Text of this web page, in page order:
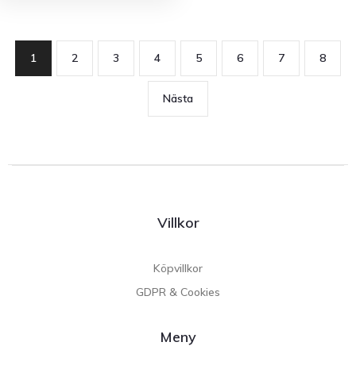
1 2 3 4 5 6 7 8
Nästa
Villkor
Köpvillkor
GDPR & Cookies
Meny